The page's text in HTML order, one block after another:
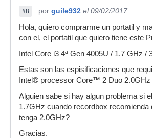
#8 por guile932 el 09/02/2017
Hola, quiero comprarme un portatil y
con el, el portatil que quiero tiene este
Intel Core i3 4ª Gen 4005U / 1.7 GHz /
Estas son las espisificaciones que
Intel® processor Core™ 2 Duo 2.0GHz
Alguien sabe si hay algun problema si
1.7GHz cuando recordbox recomienda
tenga 2.0GHz?
Gracias.